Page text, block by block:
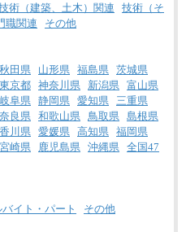
術（建築、土木）関連
技術（そ
職関連 その他
秋田県 山形県 福島県
茨城県
東京都 神奈川県 新潟県
富山県
岐阜県 静岡県 愛知県
三重県
奈良県 和歌山県 鳥取県
島根県
香川県 愛媛県 高知県
福岡県
宮崎県 鹿児島県 沖縄県
全国47
バイト・パート その他